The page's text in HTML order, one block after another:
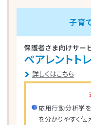
子育
保護者さま向けサー
ペアレントト
詳しくはこちら
応用行動分析学
を分かりやすく伝